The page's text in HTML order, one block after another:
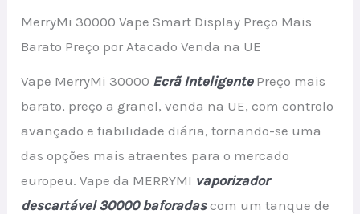
MerryMi 30000 Vape Smart Display Preço Mais
Barato Preço por Atacado Venda na UE
Vape MerryMi 30000 Ecrã InteligentePreço mais
barato, preço a granel, venda na UE, com controlo
avançado e fiabilidade diária, tornando-se uma
das opções mais atraentes para o mercado
europeu. Vape da MERRYMI vaporizador
descartável 30000 baforadascom um tanque de